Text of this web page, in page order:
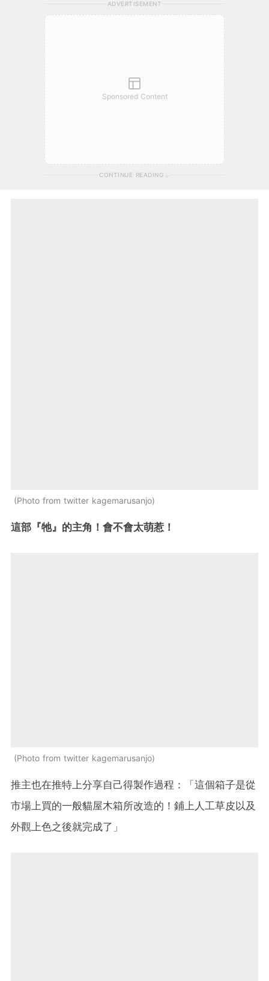
ADVERTISEMENT
Sponsored Content
CONTINUE READING
Photo from twitter kagemarusanjo
這部『牠』的主角！會不會太萌惹！
Photo from twitter kagemarusanjo
推主也在推特上分享自己得製作過程：「這個箱子是從
市場上買的一般貓屋木箱所改造的！鋪上人工草皮以及
外觀上色之後就完成了」